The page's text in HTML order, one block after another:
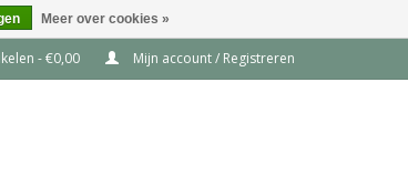
- €0,00 Mijn account / Registreren
Meer over cookies »